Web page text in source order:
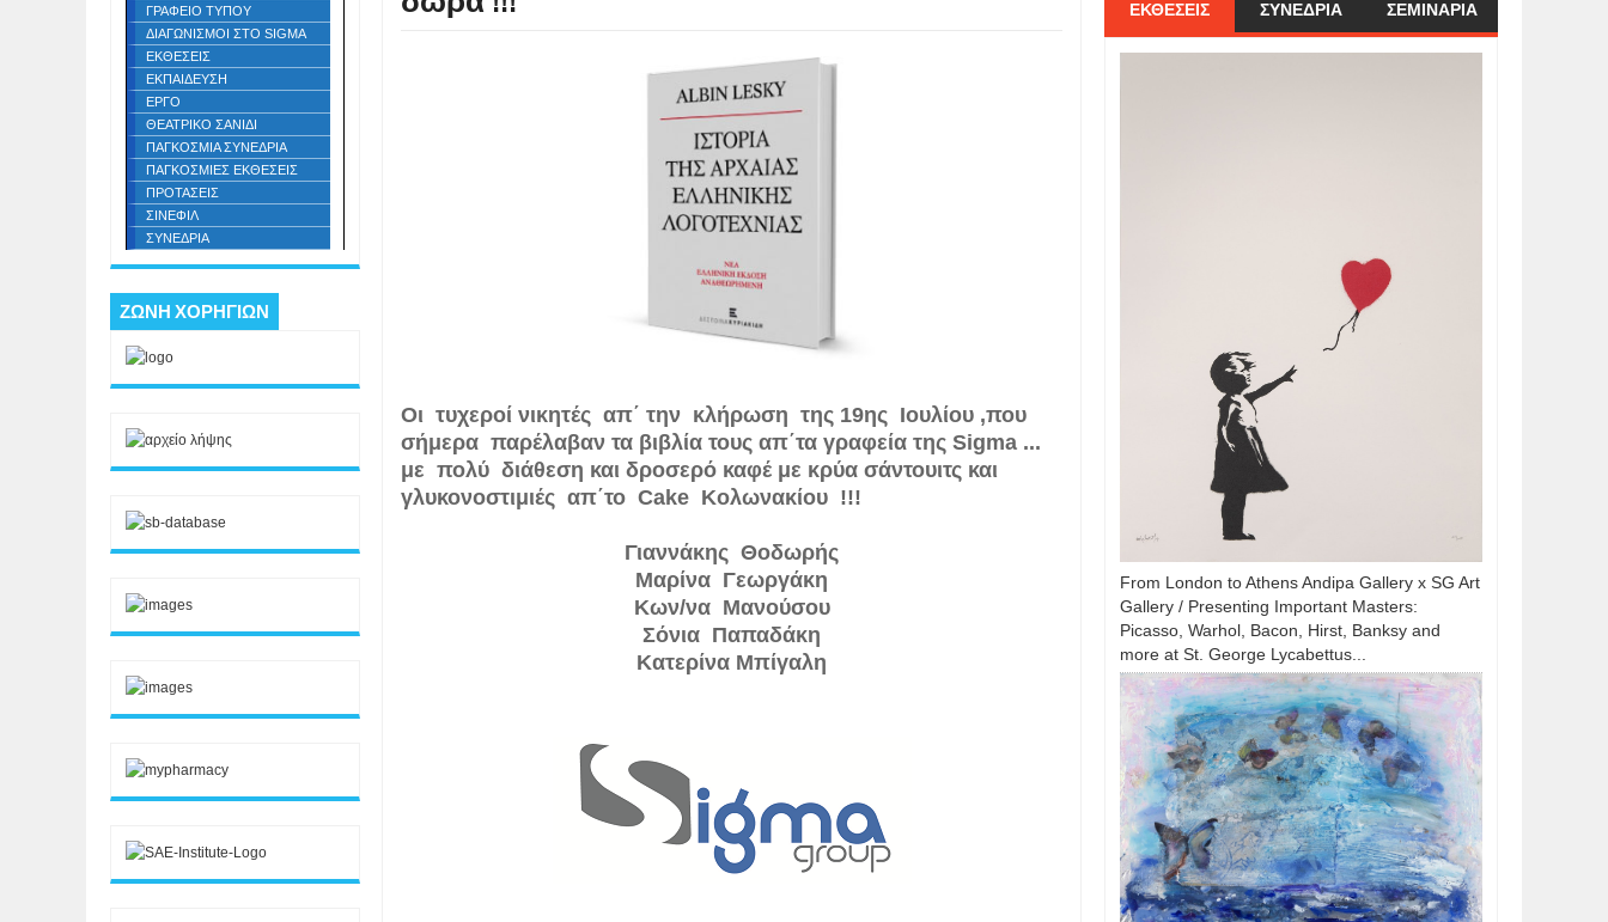
Oι τυχεροί νικητές απ΄ την κλήρωση της 19ης Ιουλίου ,που
σήμερα παρέλαβαν τα βιβλία τους απ΄τα γραφεία της Sigma ...
με πολύ διάθεση και δροσερό καφέ με κρύα σάντουιτς και
γλυκονοστιμιές απ΄το Cake Κολωνακίου !!!
Γιαννάκης Θοδωρής
Μαρίνα Γεωργάκη
Κων/να Μανούσου
Σόνια Παπαδάκη
Κατερίνα Μπίγαλη
ΓΡΑΦΕΙΟ ΤΥΠΟΥ
ΔΙΑΓΩΝΙΣΜΟΙ ΣΤΟ SIGMA
ΕΚΘΕΣΕΙΣ
ΕΚΠΑΙΔΕΥΣΗ
ΕΡΓΟ
ΘΕΑΤΡΙΚΟ ΣΑΝΙΔΙ
ΠΑΓΚΟΣΜΙΑ ΣΥΝΕΔΡΙΑ
ΠΑΓΚΟΣΜΙΕΣ ΕΚΘΕΣΕΙΣ
ΠΡΟΤΑΣΕΙΣ
ΣΙΝΕΦΙΛ
ΣΥΝΕΔΡΙΑ
ΖΩΝΗ ΧΟΡΗΓΙΩΝ
ΕΚΘΕΣΕΙΣ ΣΥΝΕΔΡΙΑ ΣΕΜΙΝΑΡΙΑ
From London to Athens Andipa Gallery x SG Art
Gallery / Presenting Important Masters:
Picasso, Warhol, Bacon, Hirst, Banksy and
more at St. George Lycabettus...